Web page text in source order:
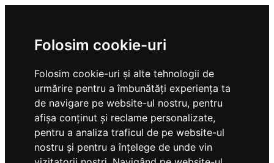
Folosim cookie-uri
Folosim cookie-uri și alte tehnologii de
urmărire pentru a îmbunătăți experiența ta
de navigare pe website-ul nostru, pentru
afișa conținut și reclame personalizate,
pentru a analiza traficul de pe website-ul
nostru și pentru a înțelege de unde vin